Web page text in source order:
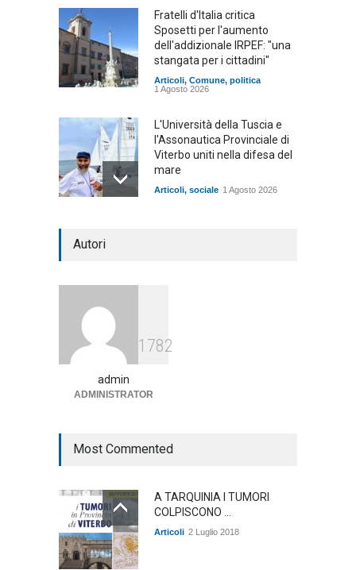
Fratelli d'Italia critica
Sposetti per l'aumento
dell'addizionale IRPEF: "una
stangata per i cittadini"
Articoli, Comune, politica
1 Agosto 2026
L'Università della Tuscia e
l'Assonautica Provinciale di
Viterbo uniti nella difesa del
mare
Articoli, sociale 1 Agosto 2026
arrivano i pagamenti PAC, la
Autori
1782
admin
ADMINISTRATOR
Most Commented
A TARQUINIA I TUMORI
COLPISCONO ...
Articoli 2 Luglio 2018